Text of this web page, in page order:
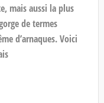
mais aussi la plus
de termes
d’arnaques. Voici